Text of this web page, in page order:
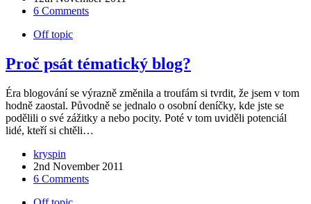
6 Comments
Off topic
Proč psát tématický blog?
Éra blogování se výrazně změnila a troufám si tvrdit, že jsem v tom
hodně zaostal. Původně se jednalo o osobní deníčky, kde jste se
podělili o své zážitky a nebo pocity. Poté v tom uviděli potenciál
lidé, kteří si chtěli…
kryspin
2nd November 2011
6 Comments